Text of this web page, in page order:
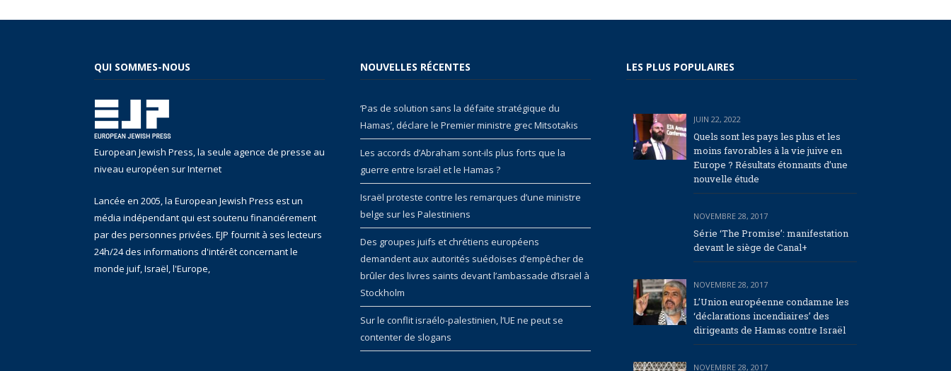
QUI SOMMES-NOUS
European Jewish Press, la seule agence de presse au
niveau européen sur Internet
Lancée en 2005, la European Jewish Press est un
média indépendant qui est soutenu financiérement
par des personnes privées. EJP fournit à ses lecteurs
24h/24 des informations d'intérêt concernant le
monde juif, Israël, l'Europe,
NOUVELLES RÉCENTES
‘Pas de solution sans la défaite stratégique du
Hamas’, déclare le Premier ministre grec Mitsotakis
Les accords d’Abraham sont-ils plus forts que la
guerre entre Israël et le Hamas ?
Israël proteste contre les remarques d’une ministre
belge sur les Palestiniens
Des groupes juifs et chrétiens européens
demandent aux autorités suédoises d’empêcher de
brûler des livres saints devant l’ambassade d’Israël à
Stockholm
Sur le conflit israélo-palestinien, l’UE ne peut se
contenter de slogans
LES PLUS POPULAIRES
JUIN 22, 2022
Quels sont les pays les plus et les
moins favorables à la vie juive en
Europe ? Résultats étonnants d’une
nouvelle étude
NOVEMBRE 28, 2017
Série ‘The Promise’: manifestation
devant le siège de Canal+
NOVEMBRE 28, 2017
L’Union européenne condamne les
‘déclarations incendiaires’ des
dirigeants de Hamas contre Israël
NOVEMBRE 28, 2017